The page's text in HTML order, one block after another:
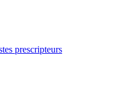
prescripteurs